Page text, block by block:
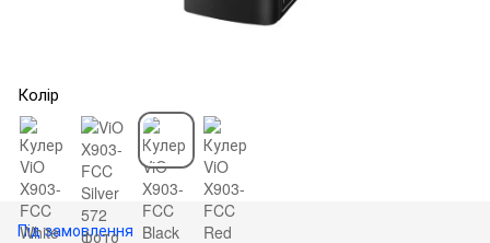
Колір
Під замовлення